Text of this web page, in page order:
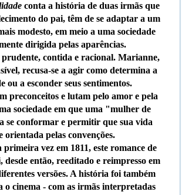
conta a história de duas irmãs que
do pai, têm de se adaptar a um
modesto, em meio a uma sociedade
dirigida pelas aparências.
contida e racional. Marianne,
recusa-se a agir como determina a
ou a esconder seus sentimentos.
preconceitos e lutam pelo amor e pela
sociedade em que uma "mulher de
se conformar e permitir que sua vida
orientada pelas convenções.
vez em 1811, este romance de
desde então, reeditado e reimpresso em
versões. A história foi também
o cinema - com as irmãs interpretadas